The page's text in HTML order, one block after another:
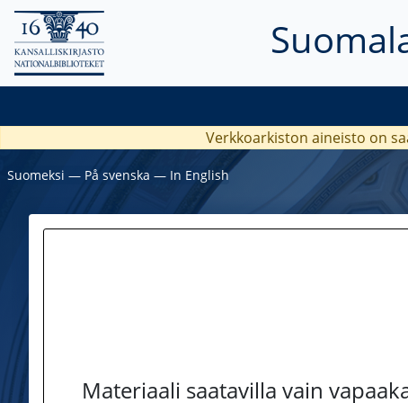
Verkkoarkiston aineisto on
Suomeksi ― På svenska ― In English
Materiaali saatavilla vain